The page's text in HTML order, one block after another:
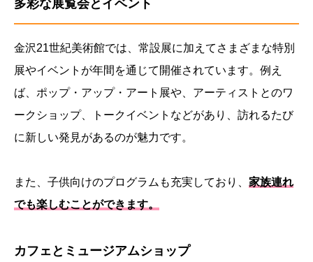
多彩な展覧会とイベント
金沢21世紀美術館では、常設展に加えてさまざまな特別
展やイベントが年間を通じて開催されています。例え
ば、ポップ・アップ・アート展や、アーティストとのワ
ークショップ、トークイベントなどがあり、訪れるたび
に新しい発見があるのが魅力です。
また、子供向けのプログラムも充実しており、 家族連れ
でも楽しむことができます。
カフェとミュージアムショップ